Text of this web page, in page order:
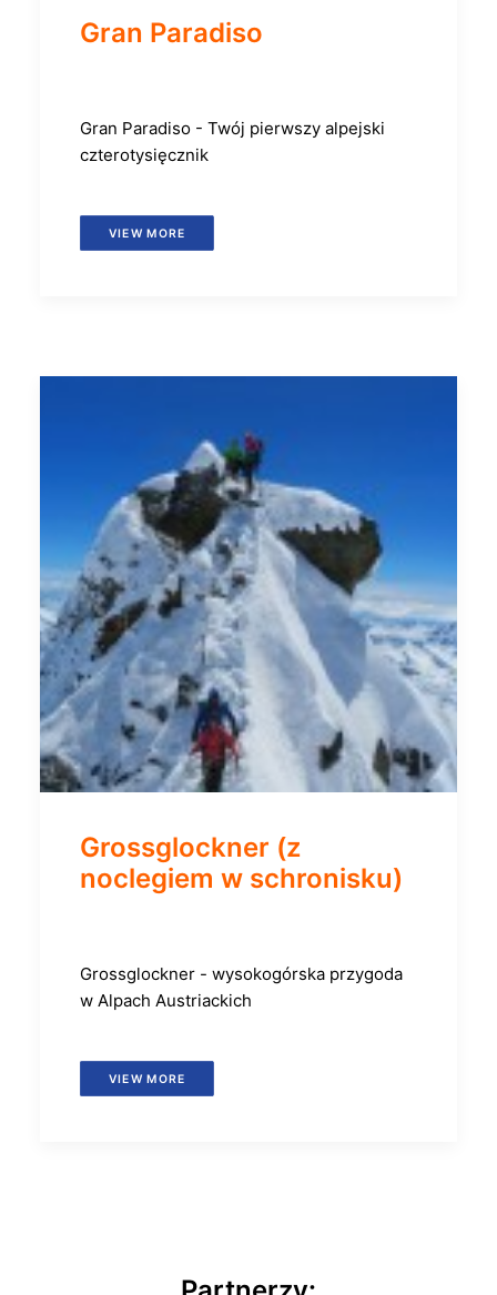
Gran Paradiso
Gran Paradiso - Twój pierwszy alpejski
czterotysięcznik
VIEW MORE
Grossglockner (z
noclegiem w schronisku)
Grossglockner - wysokogórska przygoda
w Alpach Austriackich
VIEW MORE